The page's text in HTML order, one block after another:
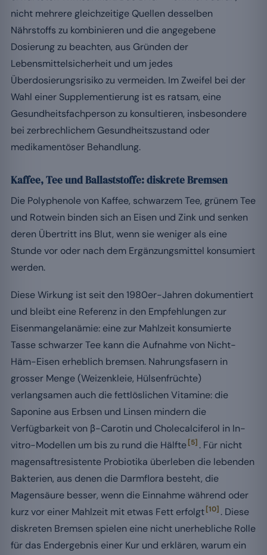
nicht mehrere gleichzeitige Quellen desselben
Nährstoffs zu kombinieren und die angegebene
Dosierung zu beachten, aus Gründen der
Lebensmittelsicherheit und um jedes
Überdosierungsrisiko zu vermeiden. Im Zweifel bei der
Wahl einer Supplementierung ist es ratsam, eine
Gesundheitsfachperson zu konsultieren, insbesondere
bei zerbrechlichem Gesundheitszustand oder
medikamentöser Behandlung.
Kaffee, Tee und Ballaststoffe: diskrete Bremsen
Die Polyphenole von Kaffee, schwarzem Tee, grünem Tee
und Rotwein binden sich an Eisen und Zink und senken
deren Übertritt ins Blut, wenn sie weniger als eine
Stunde vor oder nach dem Ergänzungsmittel konsumiert
werden.
Diese Wirkung ist seit den 1980er-Jahren dokumentiert
und bleibt eine Referenz in den Empfehlungen zur
Eisenmangelanämie: eine zur Mahlzeit konsumierte
Tasse schwarzer Tee kann die Aufnahme von Nicht-
Häm-Eisen erheblich bremsen. Nahrungsfasern in
grosser Menge (Weizenkleie, Hülsenfrüchte)
verlangsamen auch die fettlöslichen Vitamine: die
Saponine aus Erbsen und Linsen mindern die
Verfügbarkeit von β-Carotin und Cholecalciferol in In-
vitro-Modellen um bis zu rund die Hälfte[5] . Für nicht
magensaftresistente Probiotika überleben die lebenden
Bakterien, aus denen die Darmflora besteht, die
Magensäure besser, wenn die Einnahme während oder
kurz vor einer Mahlzeit mit etwas Fett erfolgt[10] . Diese
diskreten Bremsen spielen eine nicht unerhebliche Rolle
für das Endergebnis einer Kur und erklären, warum ein